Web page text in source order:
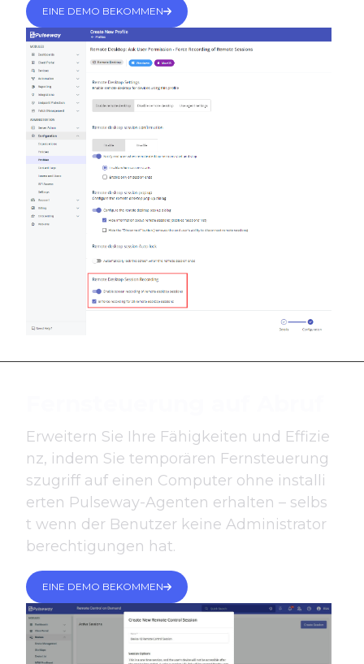
EINE DEMO BEKOMMEN
Erweitern Sie Ihre Fähigkeiten und Effizie
nz, indem Sie temporären Fernsteuerung
szugriff auf einen Computer ohne installi
erten Pulseway-Agenten erhalten – selbs
t wenn der Benutzer keine Administrator
berechtigungen hat.
EINE DEMO BEKOMMEN